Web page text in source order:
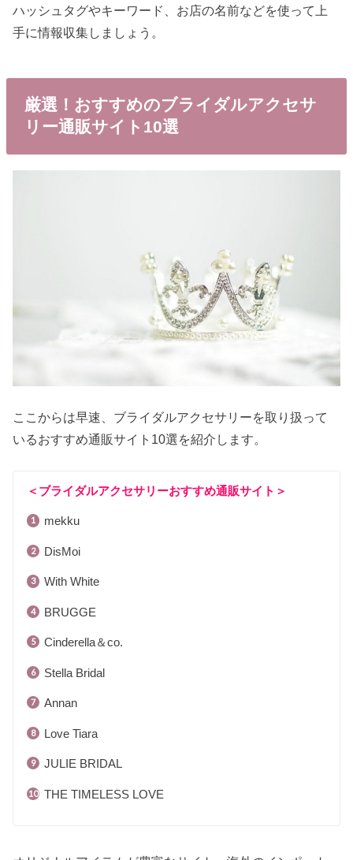
ハッシュタグやキーワード、お店の名前などを使って上
手に情報収集しましょう。
厳選！おすすめのブライダルアクセサ
リー通販サイト10選
ここからは早速、ブライダルアクセサリーを取り扱って
いるおすすめ通販サイト10選を紹介します。
＜ブライダルアクセサリーおすすめ通販サイト＞
mekku
DisMoi
With White
BRUGGE
Cinderella＆co.
Stella Bridal
Annan
Love Tiara
JULIE BRIDAL
THE TIMELESS LOVE